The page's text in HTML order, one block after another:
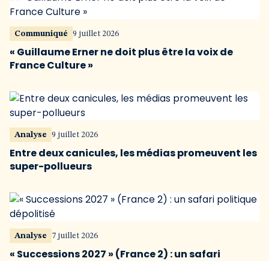
Communiqué 9 juillet 2026
« Guillaume Erner ne doit plus être la voix de
France Culture »
Analyse 9 juillet 2026
Entre deux canicules, les médias promeuvent les
super-pollueurs
Analyse 7 juillet 2026
« Successions 2027 » (France 2) : un safari